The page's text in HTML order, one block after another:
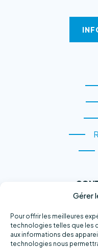
Gérer
Pour offrir les meilleures
technologies telles que les
aux informations des
technologies nous